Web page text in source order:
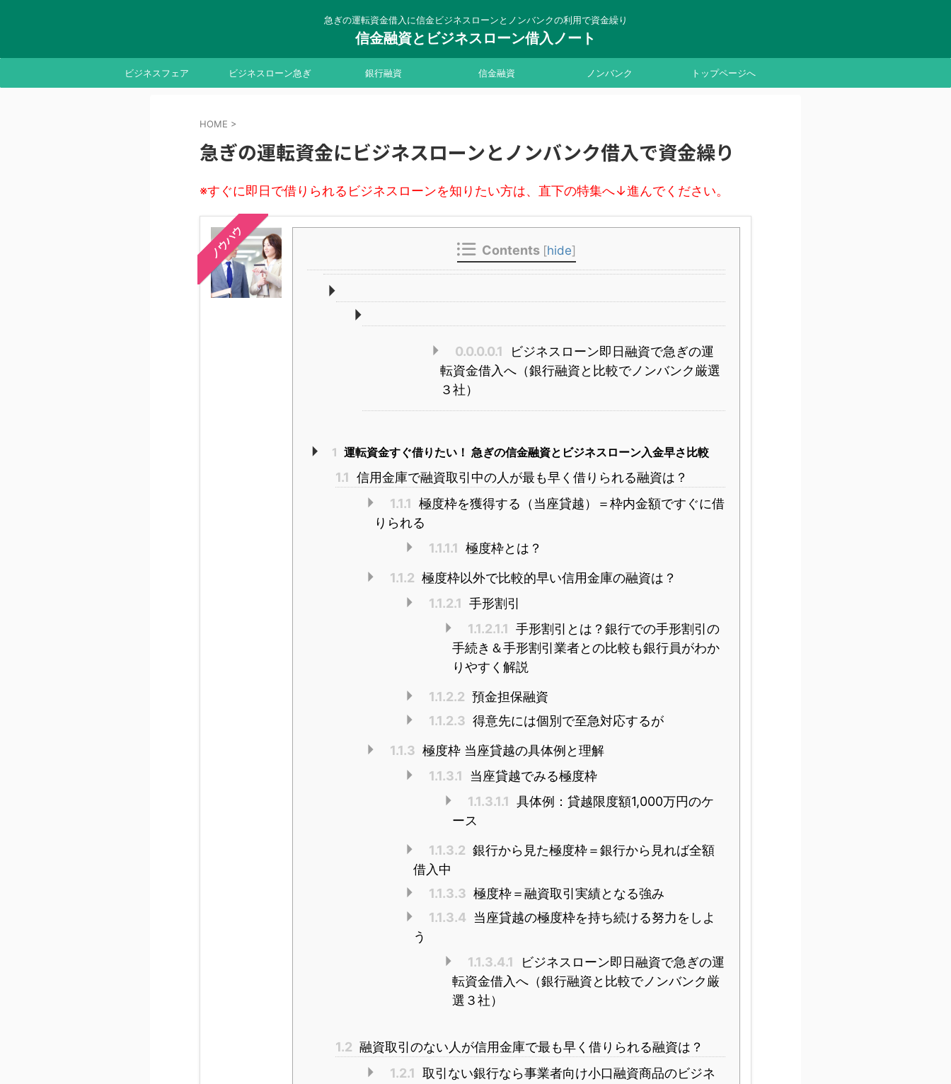
急ぎの運転資金借入に信金ビジネスローンとノンバンクの利用で資金繰り
信金融資とビジネスローン借入ノート
ビジネスフェア ビジネスローン急ぎ 銀行融資 信金融資 ノンバンク トップページへ
HOME >
急ぎの運転資金にビジネスローンとノンバンク借入で資金繰り
※すぐに即日で借りられるビジネスローンを知りたい方は、直下の特集へ↓進んでください。
ノウハウ Contents [hide]
0.0.0.0.1
ビジネスローン即日融資で急ぎの運
転資金借入へ（銀行融資と比較でノンバンク厳選
３社）
1 運転資金すぐ借りたい！ 急ぎの信金融資とビジネスローン入金早さ比較
1.1 信用金庫で融資取引中の人が最も早く借りられる融資は？
1.1.1 極度枠を獲得する（当座貸越）＝枠内金額ですぐに借
りられる
1.1.1.1 極度枠とは？
1.1.2 極度枠以外で比較的早い信用金庫の融資は？
1.1.2.1 手形割引
1.1.2.1.1 手形割引とは？銀行での手形割引の
手続き＆手形割引業者との比較も銀行員がわか
りやすく解説
1.1.2.2 預金担保融資
1.1.2.3 得意先には個別で至急対応するが
1.1.3 極度枠 当座貸越の具体例と理解
1.1.3.1
当座貸越でみる極度枠
1.1.3.1.1 具体例：貸越限度額1,000万円のケ
ース
1.1.3.2 銀行から見た極度枠＝銀行から見れば全額
借入中
1.1.3.3 極度枠＝融資取引実績となる強み
1.1.3.4 当座貸越の極度枠を持ち続ける努力をしよ
う
1.1.3.4.1
ビジネスローン即日融資で急ぎの運
転資金借入へ（銀行融資と比較でノンバンク厳
選３社）
1.2 融資取引のない人が信用金庫で最も早く借りられる融資は？
1.2.1 取引ない銀行なら事業者向け小口融資商品のビジネ